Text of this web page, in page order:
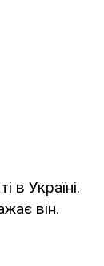
в Україні.
він.